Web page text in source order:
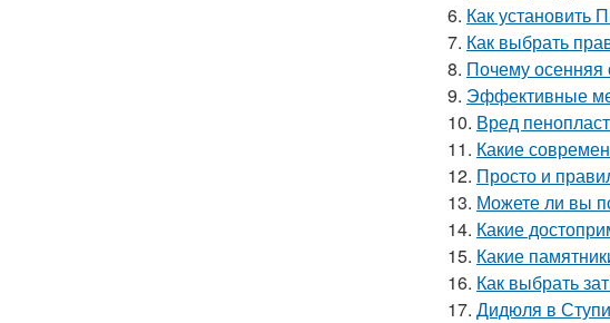
6. Как установить
7. Как выбрать
8. Почему осенняя
9. Эффективные
10. Вред
11. Какие
12. Просто и
13. Можете ли вы
14. Какие
15. Какие
16. Как выбрать
17. Дидюля в